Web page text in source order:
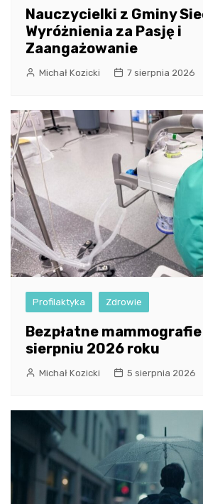
Nauczycielki z Gminy
Wyróżnienia za Pasję i
Zaangażowanie
Michał Kozicki 7 sierpnia 2026
Profilaktyka Zdrowie
Bezpłatne
sierpniu 2026 roku
Michał Kozicki 5 sierpnia 2026